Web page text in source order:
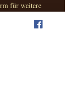
für weitere